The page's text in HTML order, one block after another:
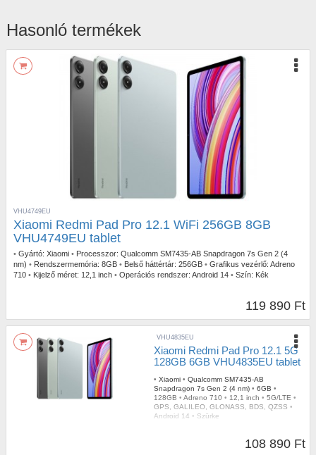
Hasonló termékek
VHU4749EU
Xiaomi Redmi Pad Pro 12.1 WiFi 256GB 8GB
VHU4749EU tablet
• Gyártó: Xiaomi • Processzor: Qualcomm SM7435-AB Snapdragon 7s Gen 2 (4
nm) • Rendszermemória: 8GB • Belső háttértár: 256GB • Grafikus vezérlő: Adreno
710 • Kijelző méret: 12,1 inch • Operációs rendszer: Android 14 • Szín: Kék
119 890 Ft
VHU4835EU
Xiaomi Redmi Pad Pro 12.1 5G
128GB 6GB VHU4835EU tablet
• Xiaomi • Qualcomm SM7435-AB
Snapdragon 7s Gen 2 (4 nm) • 6GB •
128GB • Adreno 710 • 12,1 inch • 5G/LTE •
GPS, GALILEO, GLONASS, BDS, QZSS •
Android 14 • Szürke
108 890 Ft